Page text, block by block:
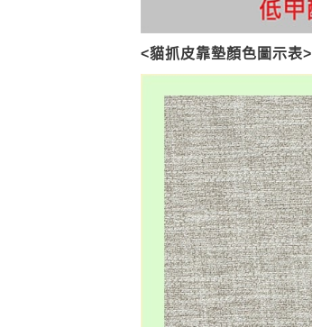
<貓抓皮靠墊顏色圖示表>